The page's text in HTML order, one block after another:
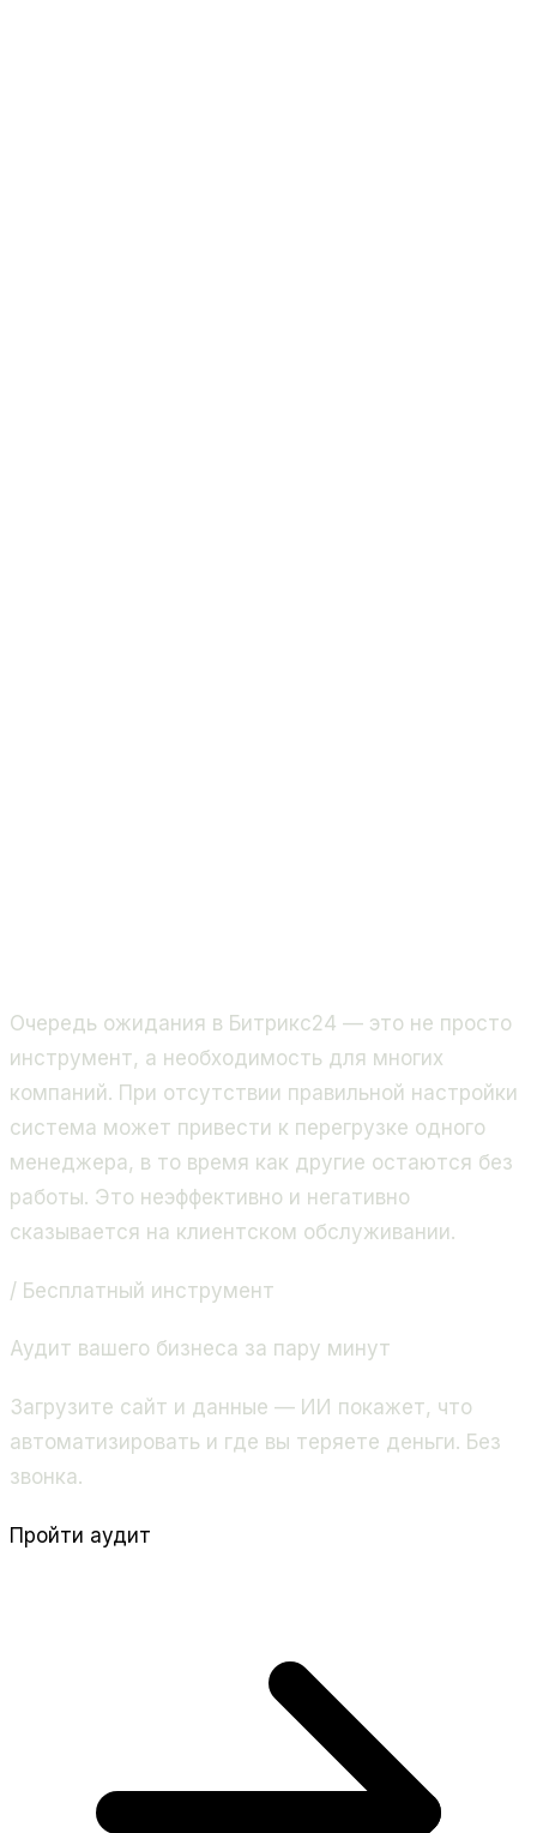
Очередь ожидания в Битрикс24 — это не просто
инструмент, а необходимость для многих
компаний. При отсутствии правильной настройки
система может привести к перегрузке одного
менеджера, в то время как другие остаются без
работы. Это неэффективно и негативно
сказывается на клиентском обслуживании.
/ Бесплатный инструмент
Аудит вашего бизнеса за пару минут
Загрузите сайт и данные — ИИ покажет, что
автоматизировать и где вы теряете деньги. Без
звонка.
Пройти аудит